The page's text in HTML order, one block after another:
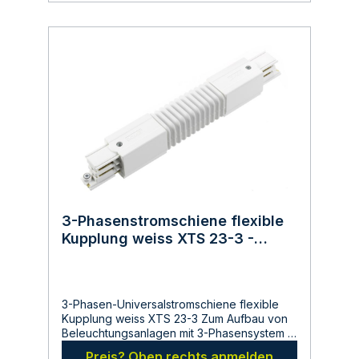
Innen-und Aussenbereich IP65- flexibel
mmHersteller:LDBS Lichtdienst
GmbHChemnitzerstr 814612
FalkenseeDeutschlandinfo@ldbs.deWarnhin
weise und Sicherheitsinformationen:Lesen
sie vor der Inbetriebnahme die
Bedienungsanleitung und die Hinweise auf
der Verpackung sorgfältig durch und
bewahren diese auf. Nehmen sie keine
beschädigten Produkte in Betrieb.
3-Phasenstromschiene flexible
Kupplung weiss XTS 23-3 -
3-Phasen-Universalstromschiene flexible
Kupplung weiss XTS 23-3 Zum Aufbau von
Beleuchtungsanlagen mit 3-Phasensystem in